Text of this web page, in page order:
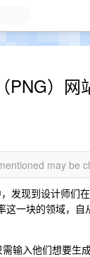
PNG）网
may be
发现到设计师们
一块的领域，
输入他们想要生